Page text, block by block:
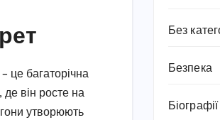
це багаторічна
він росте на
утворюють
Без
Безпека